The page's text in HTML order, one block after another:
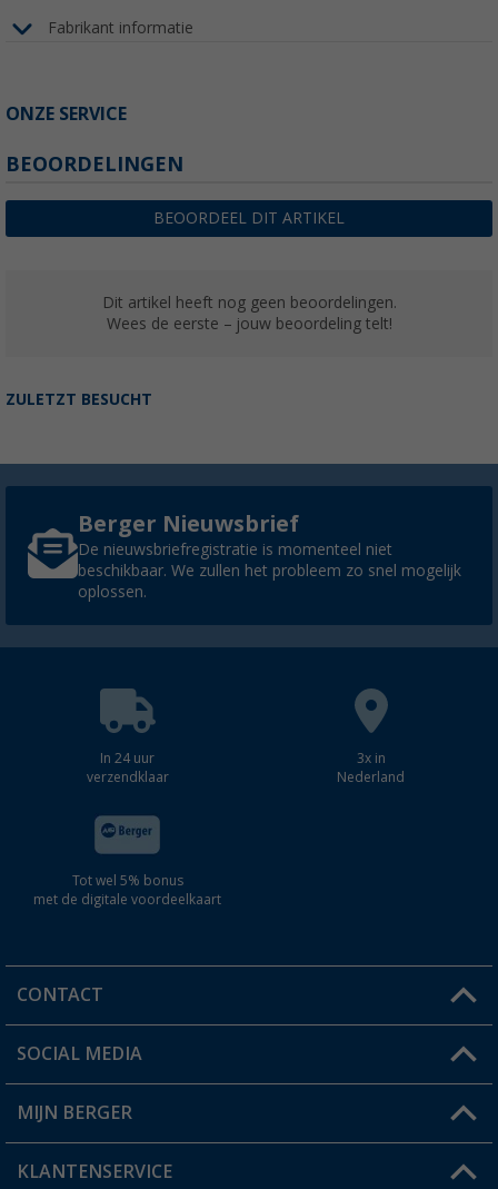
Fabrikant informatie
ONZE SERVICE
BEOORDELINGEN
BEOORDEEL DIT ARTIKEL
Dit artikel heeft nog geen beoordelingen.
Wees de eerste – jouw beoordeling telt!
ZULETZT BESUCHT
Berger Nieuwsbrief
De nieuwsbriefregistratie is momenteel niet
beschikbaar. We zullen het probleem zo snel mogelijk
oplossen.
In 24 uur
verzendklaar
3x in
Nederland
Tot wel 5% bonus
met de digitale voordeelkaart
CONTACT
Een vraag?
Winkel vinden
SOCIAL MEDIA
MIJN BERGER
Mijn account
KLANTENSERVICE